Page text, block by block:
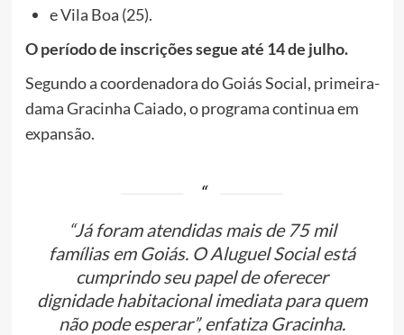
e Vila Boa (25).
O período de inscrições segue até 14 de julho.
Segundo a coordenadora do Goiás Social, primeira-
dama Gracinha Caiado, o programa continua em
expansão.
“Já foram atendidas mais de 75 mil
famílias em Goiás. O Aluguel Social está
cumprindo seu papel de oferecer
dignidade habitacional imediata para quem
não pode esperar”, enfatiza Gracinha.